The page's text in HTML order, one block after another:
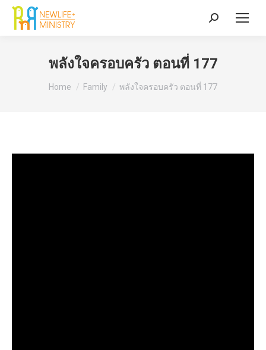
Search:
พลังใจครอบครัว ตอนที่ 177
You are here:
Home Family พลังใจครอบครัว ตอนที่ 177